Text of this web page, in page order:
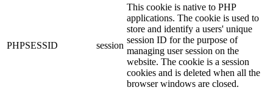
PHPSESSID session
This cookie is native to PHP
applications. The cookie is used to
store and identify a users' unique
session ID for the purpose of
managing user session on the
website. The cookie is a session
cookies and is deleted when all the
browser windows are closed.